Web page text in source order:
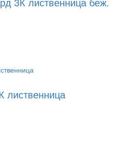
лиственница